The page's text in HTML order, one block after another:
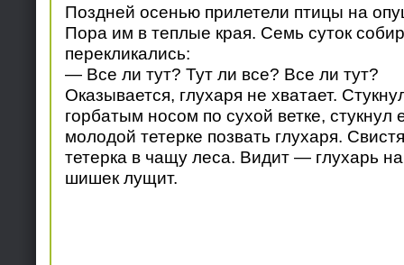
Поздней осенью прилетели птицы на
Пора им в теплые края. Семь суток
перекликались:
— Все ли тут? Тут ли все? Все ли тут?
Оказывается, глухаря не хватает.
горбатым носом по сухой ветке, стукнул
молодой тетерке позвать глухаря.
тетерка в чащу леса. Видит — глухарь
шишек лущит.